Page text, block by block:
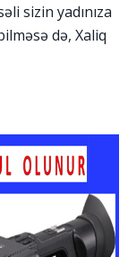
sizin yadınıza
də, Xaliq